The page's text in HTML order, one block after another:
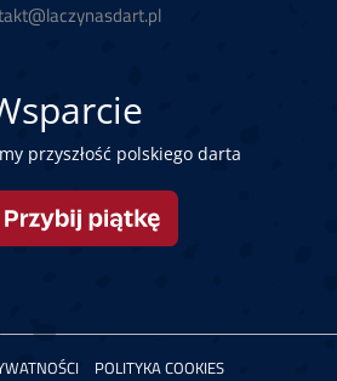
przyszłość polskiego darta
POLITYKA COOKIES